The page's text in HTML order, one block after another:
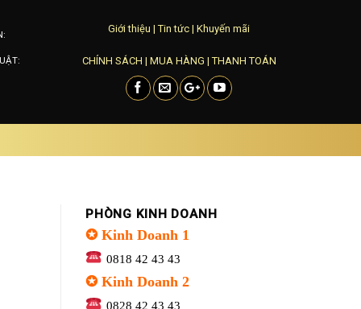
Giới thiệu |Tin tức | Khuyến mãi
CHÍNH SÁCH | MUA HÀNG |THANH TOÁN
PHÒNG KINH DOANH
✪ Kinh Doanh 1
0818 42 43 43
✪ Kinh Doanh 2
0828 42 43 43